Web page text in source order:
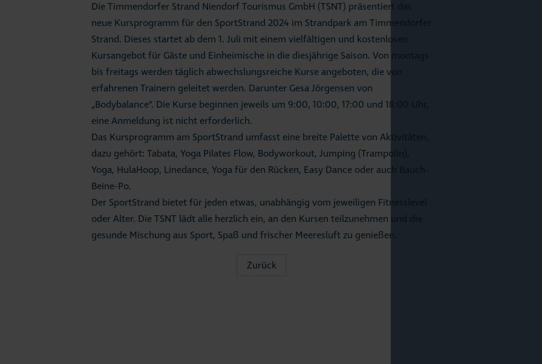
Die Timmendorfer Strand Niendorf Tourismus GmbH (TSNT) präsentiert das
neue Kursprogramm für den SportStrand 2024 im Strandpark am Timmendorfer
Strand. Dieses startet ab dem 1. Juli mit einem vielfältigen und kostenlosen
Kursangebot für Gäste und Einheimische in die diesjährige Saison. Von montags
bis freitags werden täglich abwechslungsreiche Kurse angeboten, die von
erfahrenen Trainern geleitet werden. Darunter Gesa Jörgensen von
„Bodybalance“. Die Kurse beginnen jeweils um 9:00, 10:00, 17:00 und 18:00 Uhr,
eine Anmeldung ist nicht erforderlich.
Das Kursprogramm am SportStrand umfasst eine breite Palette von Aktivitäten,
dazu gehört: Tabata, Yoga Pilates Flow, Bodyworkout, Jumping (Trampolin),
Yoga, HulaHoop, Linedance, Yoga für den Rücken, Easy Dance oder auch Bauch-
Beine-Po.
Der SportStrand bietet für jeden etwas, unabhängig vom jeweiligen Fitnesslevel
oder Alter. Die TSNT lädt alle herzlich ein, an den Kursen teilzunehmen und die
gesunde Mischung aus Sport, Spaß und frischer Meeresluft zu genießen.
Zurück